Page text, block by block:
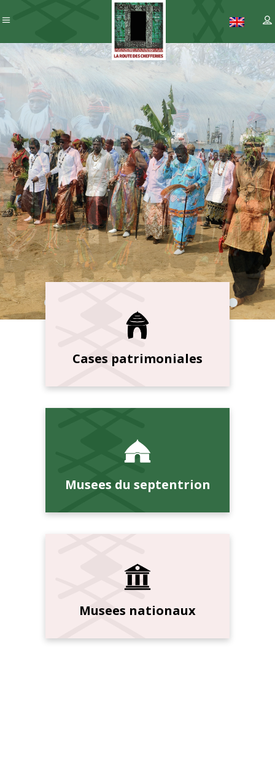
Patrimoine
– ICC
Cases patrimoniales
Musees du septentrion
Musees nationaux